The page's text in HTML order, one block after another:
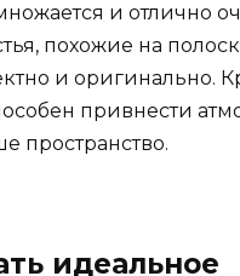
и отлично
похожие на
и оригинально.
привнести
пространство.
идеальное